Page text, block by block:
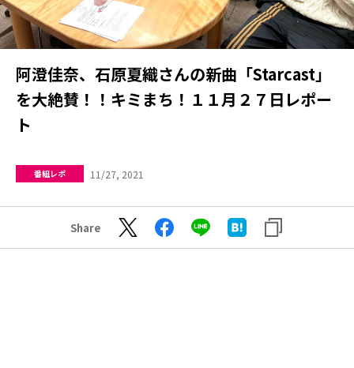
阿澄佳奈、石原夏織さんの新曲「Starcast」
を大絶賛！！キミまち！１１月２７日レポー
ト
番組レポ 11/27, 2021
Share